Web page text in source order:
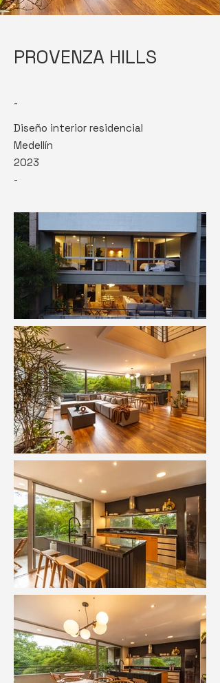
PROVENZA HILLS
-
Diseño interior residencial
Medellín
2023
-